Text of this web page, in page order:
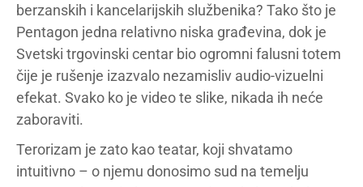
berzanskih i kancelarijskih službenika? Tako što je
Pentagon jedna relativno niska građevina, dok je
Svetski trgovinski centar bio ogromni falusni totem
čije je rušenje izazvalo nezamisliv audio-vizuelni
efekat. Svako ko je video te slike, nikada ih neće
zaboraviti.
Terorizam je zato kao teatar, koji shvatamo
intuitivno – o njemu donosimo sud na temelju